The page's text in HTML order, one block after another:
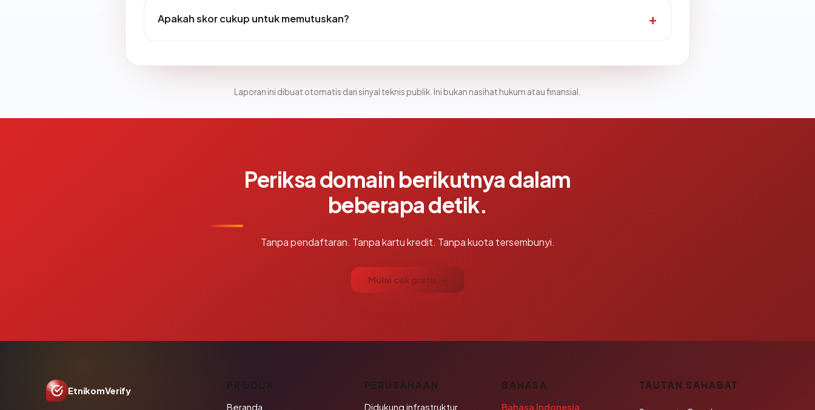
Apakah skor cukup untuk memutuskan?
Laporan ini dibuat otomatis dari sinyal teknis publik. Ini bukan nasihat hukum atau finansial.
Periksa domain berikutnya dalam
beberapa detik.
Tanpa pendaftaran. Tanpa kartu kredit. Tanpa kuota tersembunyi.
Mulai cek gratis →
EtnikomVerify PRODUK
Beranda
PERUSAHAAN
Didukung infrastruktur
BAHASA
Bahasa Indonesia
TAUTAN SAHABAT